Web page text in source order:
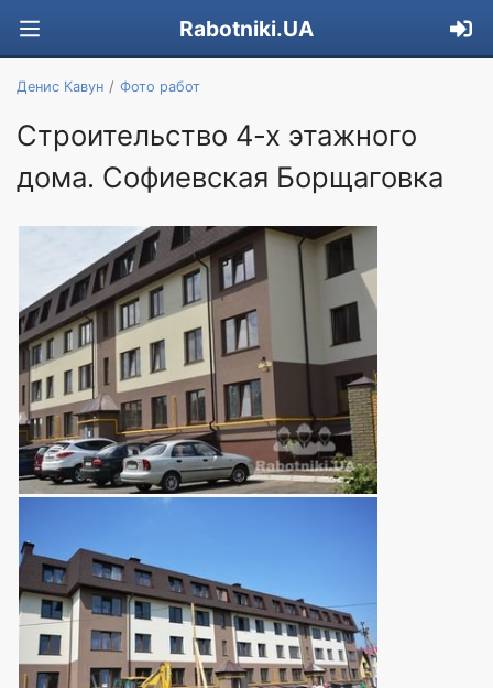
Rabotniki.UA
Денис Кавун Фото работ
Строительство 4-х этажного
дома. Софиевская Борщаговка